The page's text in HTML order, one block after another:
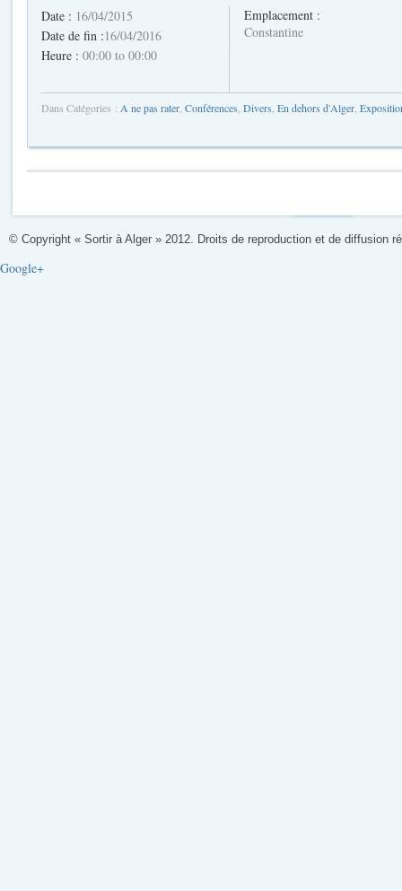
Date : 16/04/2015
Date de fin :16/04/2016
Heure : 00:00 to 00:00
Emplacement :
Constantine
Dans Catégories : A ne pas rater Conférences Divers En dehors d'Alger
© Copyright « Sortir à Alger » 2012. Droits de reproduction et de diffusion
Google+